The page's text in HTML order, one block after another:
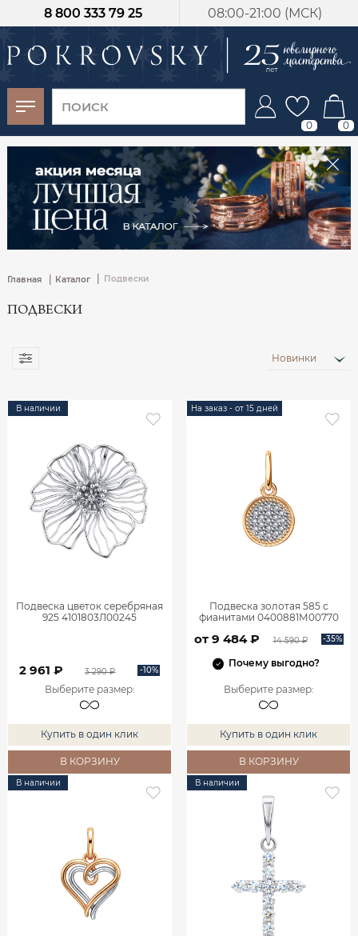
08:00-21:00 (МСК)
8 800 333 79 25
0 0
Главная | Каталог Подвески
ПОДВЕСКИ
Новинки
В наличии
Подвеска цветок серебряная
925 4101803Л00245
2 961 ₽ 3 290 ₽ -10%
Выберите размер:
Купить в один клик
В КОРЗИНУ
На заказ - от 15 дней
Подвеска золотая 585 с
фианитами 0400881М00770
от 9 484 ₽ 14 590 ₽ -35%
Почему выгодно?
Выберите размер:
Купить в один клик
В КОРЗИНУ
В наличии В наличии
-30%
от 15 дней с
момента оплаты